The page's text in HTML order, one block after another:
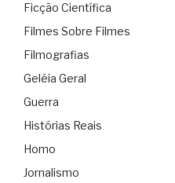
Ficção Científica
Filmes Sobre Filmes
Filmografias
Geléia Geral
Guerra
Histórias Reais
Homo
Jornalismo